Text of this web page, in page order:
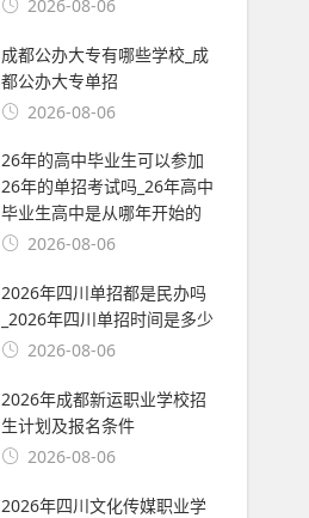
2026-08-06
成都公办大专有哪些学校_成
都公办大专单招
2026-08-06
26年的高中毕业生可以参加
26年的单招考试吗_26年高中
毕业生高中是从哪年开始的
2026-08-06
2026年四川单招都是民办吗
_2026年四川单招时间是多少
2026-08-06
2026年成都新运职业学校招
生计划及报名条件
2026-08-06
2026年四川文化传媒职业学